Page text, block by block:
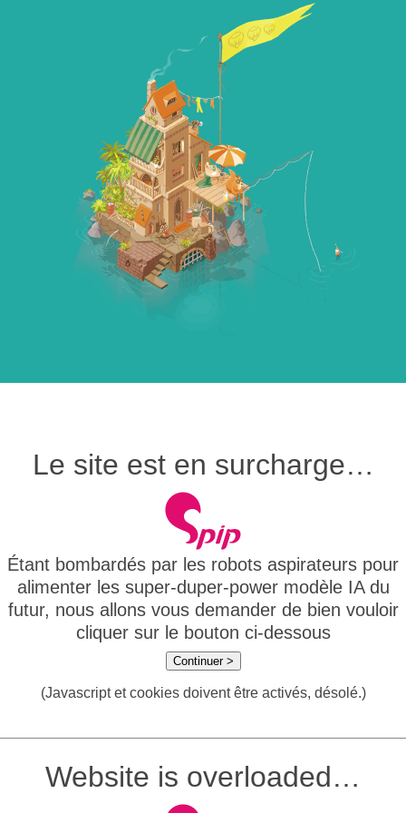
Le site est en surcharge…
Étant bombardés par les robots aspirateurs pour
alimenter les super-duper-power modèle IA du
futur, nous allons vous demander de bien vouloir
cliquer sur le bouton ci-dessous
Continuer >
(Javascript et cookies doivent être activés, désolé.)
Website is overloaded…